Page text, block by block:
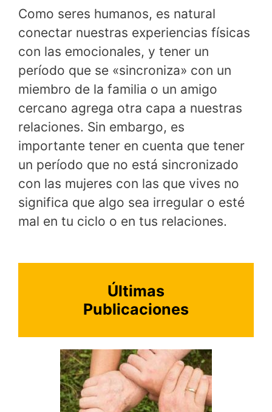
Como seres humanos, es natural
conectar nuestras experiencias físicas
con las emocionales, y tener un
período que se «sincroniza» con un
miembro de la familia o un amigo
cercano agrega otra capa a nuestras
relaciones. Sin embargo, es
importante tener en cuenta que tener
un período que no está sincronizado
con las mujeres con las que vives no
significa que algo sea irregular o esté
mal en tu ciclo o en tus relaciones.
Últimas
Publicaciones